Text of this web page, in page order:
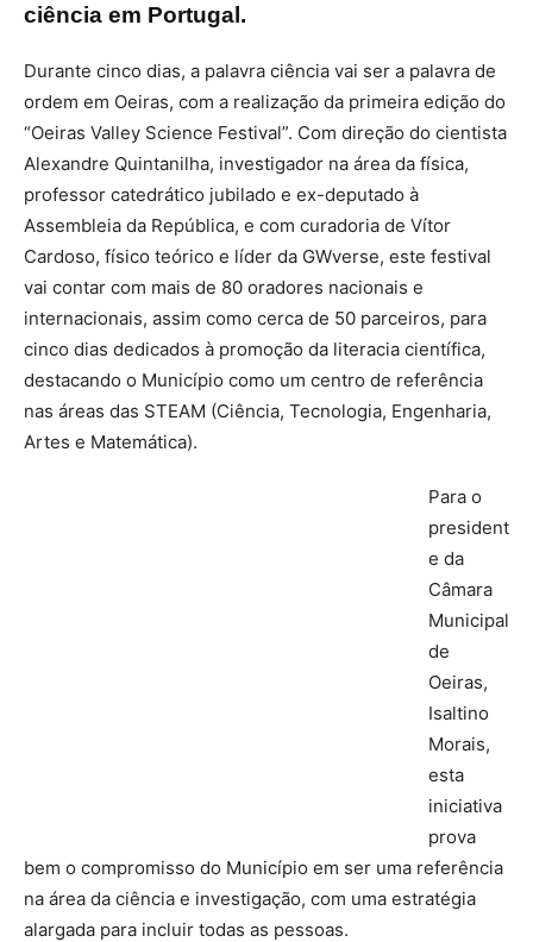
ciência em Portugal.
Durante cinco dias, a palavra ciência vai ser a palavra de
ordem em Oeiras, com a realização da primeira edição do
“Oeiras Valley Science Festival”. Com direção do cientista
Alexandre Quintanilha, investigador na área da física,
professor catedrático jubilado e ex-deputado à
Assembleia da República, e com curadoria de Vítor
Cardoso, físico teórico e líder da GWverse, este festival
vai contar com mais de 80 oradores nacionais e
internacionais, assim como cerca de 50 parceiros, para
cinco dias dedicados à promoção da literacia científica,
destacando o Município como um centro de referência
nas áreas das STEAM (Ciência, Tecnologia, Engenharia,
Artes e Matemática).
Para o
president
e da
Câmara
Municipal
de
Oeiras,
Isaltino
Morais,
esta
iniciativa
prova
bem o compromisso do Município em ser uma referência
na área da ciência e investigação, com uma estratégia
alargada para incluir todas as pessoas.